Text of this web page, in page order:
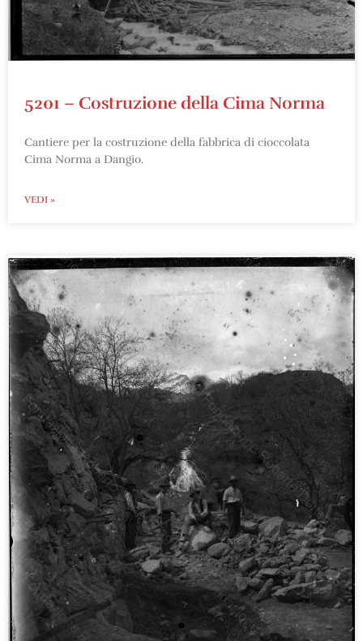
5201 – Costruzione della Cima Norma
Cantiere per la costruzione della fabbrica di cioccolata
Cima Norma a Dangio.
VEDI »